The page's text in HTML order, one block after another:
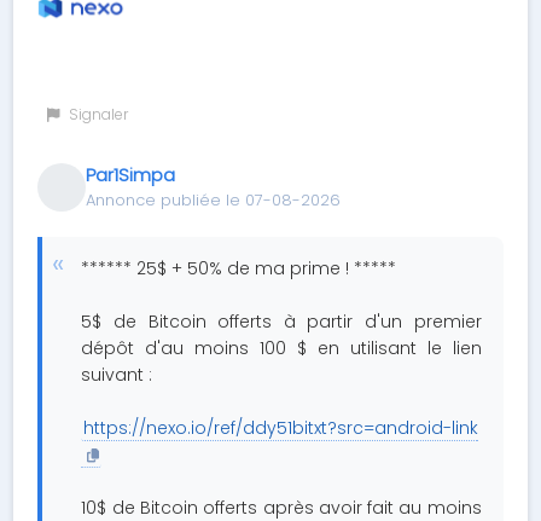
Signaler
Par1Simpa
Annonce publiée le 07-08-2026
****** 25$ + 50% de ma prime ! *****
5$ de Bitcoin offerts à partir d'un premier
dépôt d'au moins 100 $ en utilisant le lien
suivant :
https://nexo.io/ref/ddy51bitxt?src=android-link
10$ de Bitcoin offerts après avoir fait au moins